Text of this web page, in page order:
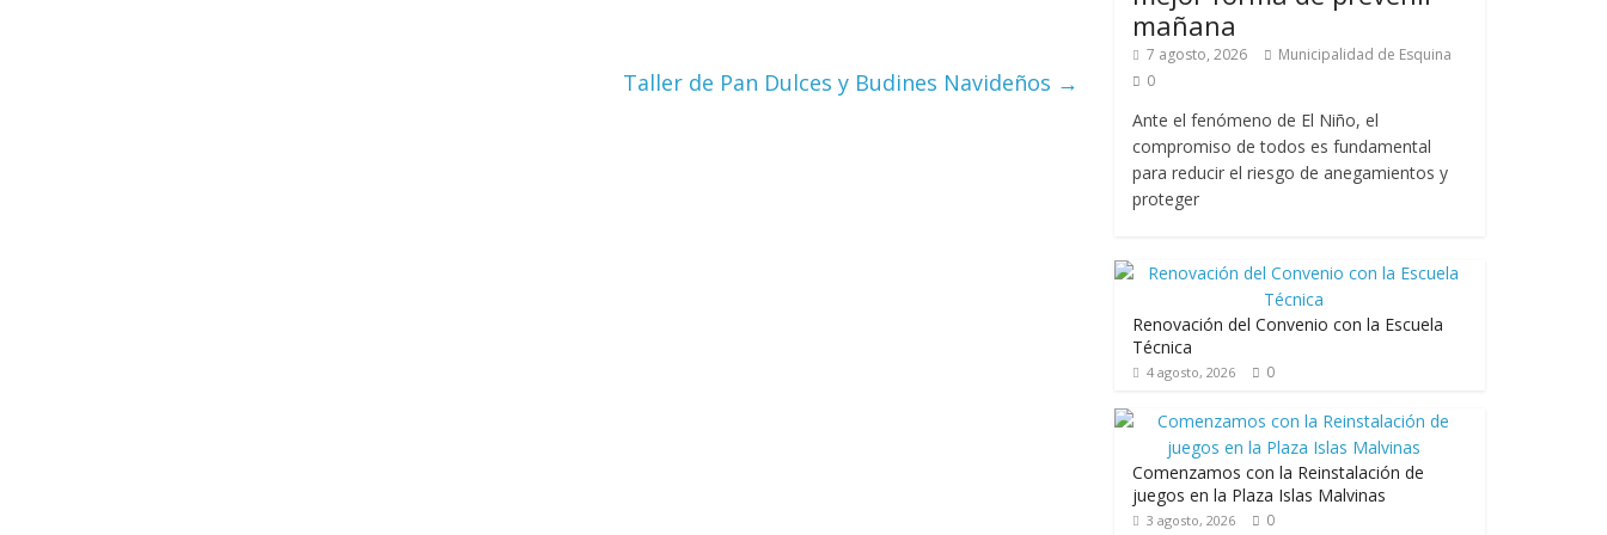
Taller de Pan Dulces y Budines Navideños →
mañana
7 agosto, 2026
Municipalidad de Esquina
0
Ante el fenómeno de El Niño, el
compromiso de todos es fundamental
para reducir el riesgo de anegamientos y
proteger
Renovación del Convenio con la Escuela
Técnica
4 agosto, 2026 0
Comenzamos con la Reinstalación de
juegos en la Plaza Islas Malvinas
3 agosto, 2026 0